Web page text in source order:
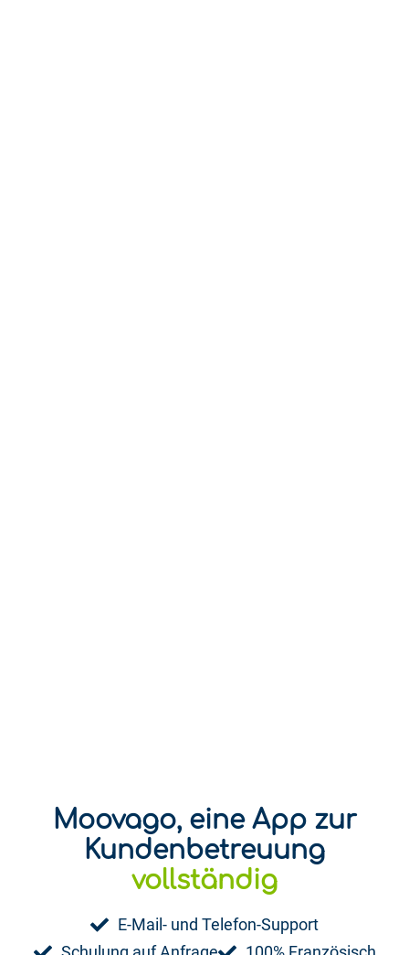
Moovago, eine App zur
Kundenbetreuung
vollständig
E-Mail- und Telefon-Support
Schulung auf Anfrage
100% Französisch
Faire und skalierbare Preisgestaltung